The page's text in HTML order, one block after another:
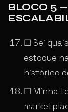
BLOCO 5
☐ Sei
estoque
histórico
☐ Minha